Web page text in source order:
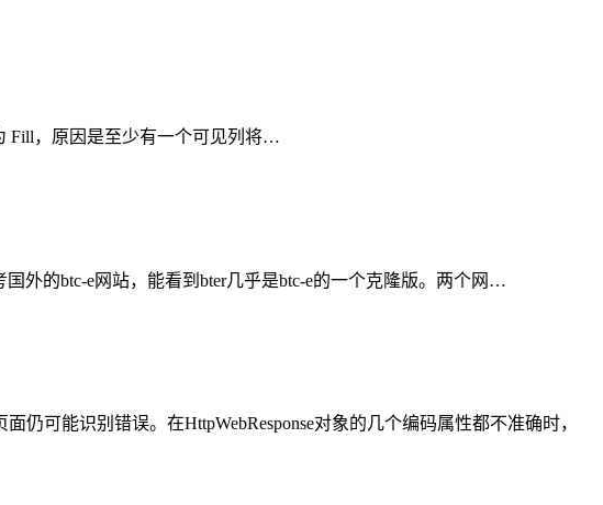
Fill，原因是至少有一个可见列将…
外的btc-e网站，能看到bter几乎是btc-e的一个克隆版。两个网…
可能识别错误。在HttpWebResponse对象的几个编码属性都不准确时，